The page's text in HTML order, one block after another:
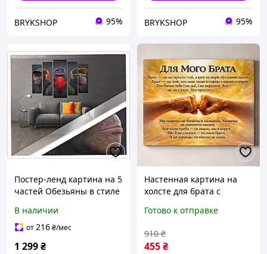
BRYKSHOP 95% BRYKSHOP 95%
Постер-ленд картина на 5
частей Обезьяны в стиле
65H019B79
В наличии
от216₴/мес
1 299₴
Настенная картина на
холсте для брата с
оригинальный подарок
постер для интерьера
Готово к отправке
455₴
910 ₴